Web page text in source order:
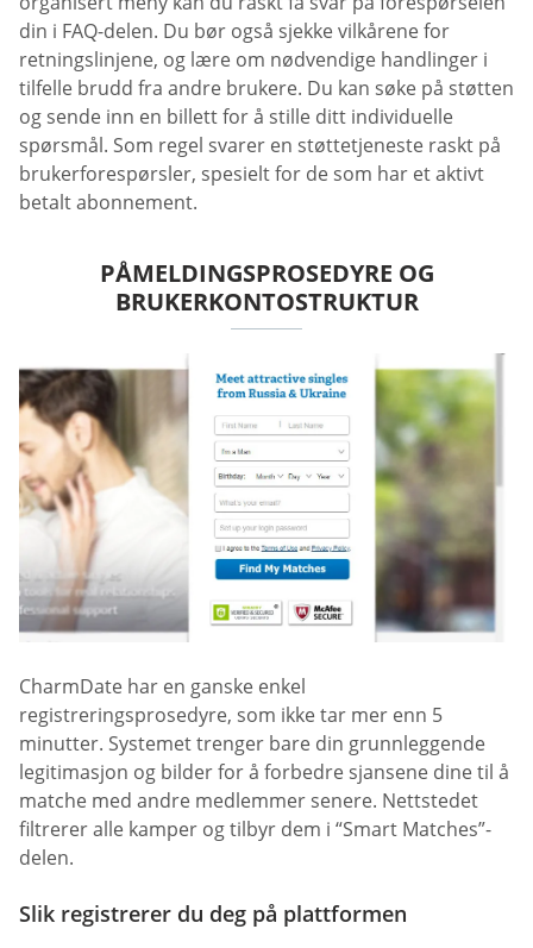
din i FAQ-delen. Du bør også sjekke vilkårene for
retningslinjene, og lære om nødvendige handlinger i
tilfelle brudd fra andre brukere. Du kan søke på støtten
og sende inn en billett for å stille ditt individuelle
spørsmål. Som regel svarer en støttetjeneste raskt på
brukerforespørsler, spesielt for de som har et aktivt
betalt abonnement.
PÅMELDINGSPROSEDYRE OG
BRUKERKONTOSTRUKTUR
CharmDate har en ganske enkel
registreringsprosedyre, som ikke tar mer enn 5
minutter. Systemet trenger bare din grunnleggende
legitimasjon og bilder for å forbedre sjansene dine til å
matche med andre medlemmer senere. Nettstedet
filtrerer alle kamper og tilbyr dem i “Smart Matches”-
delen.
Slik registrerer du deg på plattformen